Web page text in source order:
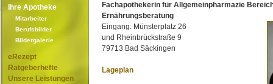
Ihre Apotheke
Mitarbeiter
Berufsbilder
Bildergalerie
eRezept
Ratgeberhefte
Unsere Leistungen
Fachapothekerin für Allgemeinpharmazie
Ernährungsberatung
Eingang: Münsterplatz 26
und Rheinbrückstraße 9
79713 Bad Säckingen
Lageplan